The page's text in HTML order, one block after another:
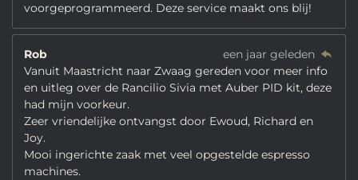
voorgeprogrammeerd. Deze service maakt ons blij!
Rob
een jaar geleden
Vanuit Maastricht naar Zwaag gereden voor meer info
en uitleg over de Rancilio Sivia met Auber PID kit, deze
had mijn voorkeur.
Zeer vriendelijke ontvangst door Ewoud, Richard en
Joy.
Mooi ingerichte zaak met veel opgestelde espresso
machines.